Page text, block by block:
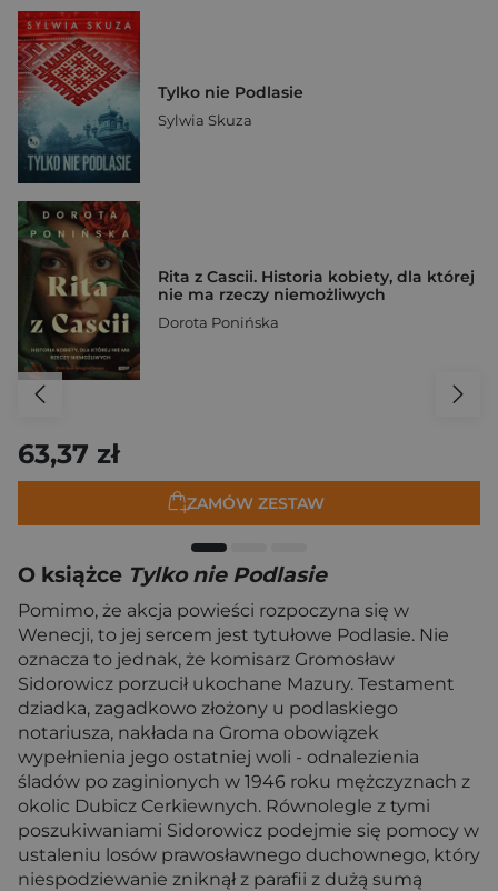
Tylko nie Podlasie
Sylwia Skuza
Rita z Cascii. Historia kobiety, dla której
nie ma rzeczy niemożliwych
Dorota Ponińska
63,37 zł
ZAMÓW ZESTAW
O książce Tylko nie Podlasie
Pomimo, że akcja powieści rozpoczyna się w
Wenecji, to jej sercem jest tytułowe Podlasie. Nie
oznacza to jednak, że komisarz Gromosław
Sidorowicz porzucił ukochane Mazury. Testament
dziadka, zagadkowo złożony u podlaskiego
notariusza, nakłada na Groma obowiązek
wypełnienia jego ostatniej woli - odnalezienia
śladów po zaginionych w 1946 roku mężczyznach z
okolic Dubicz Cerkiewnych. Równolegle z tymi
poszukiwaniami Sidorowicz podejmie się pomocy w
ustaleniu losów prawosławnego duchownego, który
niespodziewanie zniknął z parafii z dużą sumą